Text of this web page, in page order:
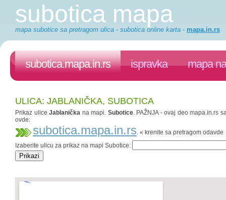
subotica mapa
mapa subotice sa pretragom ulica - subotica online karta - mapa.in.rs
subotica.mapa.in.rs ispravka mapa
ULICA: JABLANIČKA, SUBOTICA
Prikaz uliceJablanička na mapi. Subotice. PAŽNJA - ovaj deo mapa.in.rs
ovde:
subotica.mapa.in.rs. « krenite sa pretragom odavde
Izaberite ulicu za prikaz na mapi Subotice: